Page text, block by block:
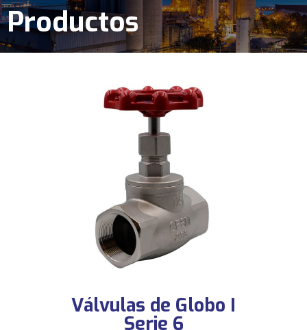
Productos
Válvulas de Globo I
Serie 6